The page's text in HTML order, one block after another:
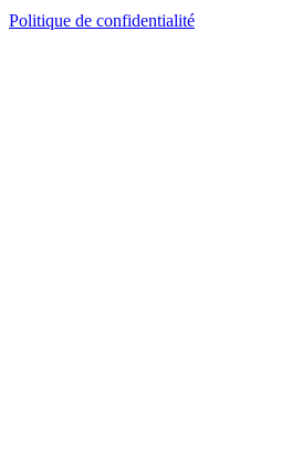
Politique de confidentialité